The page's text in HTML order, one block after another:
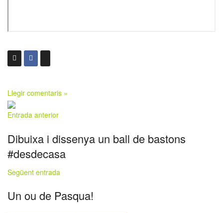
Llegir comentaris »
Entrada anterior
Dibuixa i dissenya un ball de bastons
#desdecasa
Següent entrada
Un ou de Pasqua!